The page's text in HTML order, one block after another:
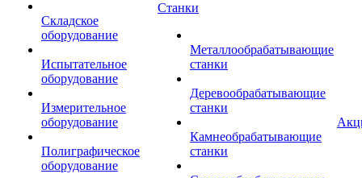
Складское
оборудование
Испытательное
оборудование
Измерительное
оборудование
Полиграфическое
оборудование
Станки
Металлообрабатывающие
станки
Деревообрабатывающие
станки
Камнеобрабатывающие
станки